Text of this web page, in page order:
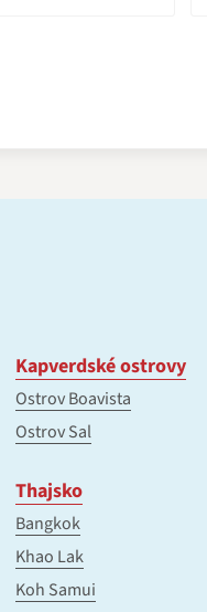
Kapverdské ostrovy
Ostrov Boavista
Ostrov Sal
Thajsko
Bangkok
Khao Lak
Koh Samui